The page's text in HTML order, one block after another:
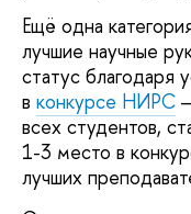
Ещё одна
лучшие научные
статус благодаря
в конкурсе НИРС
всех студентов,
1-3 место в
лучших